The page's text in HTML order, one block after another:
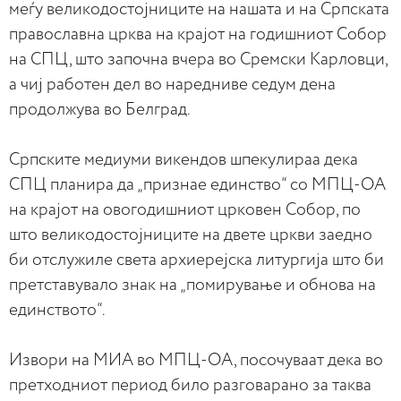
меѓу великодостојниците на нашата и на Српската
православна црква на крајот на годишниот Собор
на СПЦ, што започна вчера во Сремски Карловци,
а чиј работен дел во наредниве седум дена
продолжува во Белград.
Српските медиуми викендов шпекулираа дека
СПЦ планира да „признае единство“ со МПЦ-ОА
на крајот на овогодишниот црковен Собор, по
што великодостојниците на двете цркви заедно
би отслужиле света архиерејска литургија што би
претставувало знак на „помирување и обнова на
единството“.
Извори на МИА во МПЦ-ОА, посочуваат дека во
претходниот период било разговарано за таква